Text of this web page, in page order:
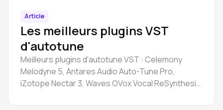
Article
Les meilleurs plugins VST
d'autotune
Meilleurs plugins d'autotune VST : Celemony
Melodyne 5, Antares Audio Auto-Tune Pro,
iZotope Nectar 3, Waves OVox Vocal ReSynthesis,